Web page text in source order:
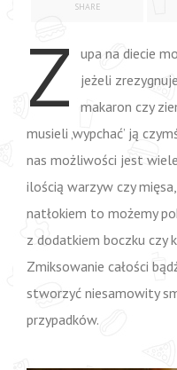
SHARE
Z
upa na diecie
jeżeli
makaron czy
musieli ‚wypchać’ ją
nas możliwości jest
ilością warzyw czy
natłokiem to możemy
z dodatkiem boczku czy
Zmiksowanie całości
stworzyć niesamowity
przypadków.